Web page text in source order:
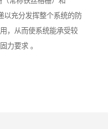
以充分发挥整个系统的防
，从而使系统能承受较
力要求 。